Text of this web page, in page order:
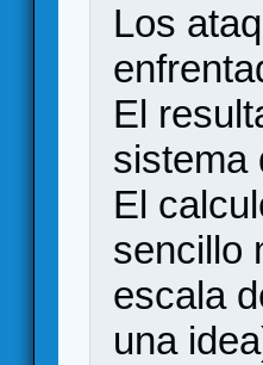
Los
El
sistema
El
sencillo
escala
una